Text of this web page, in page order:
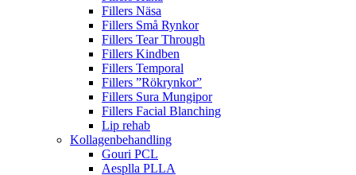
Fillers Näsa
Fillers Små Rynkor
Fillers Tear Through
Fillers Kindben
Fillers Temporal
Fillers ”Rökrynkor”
Fillers Sura Mungipor
Fillers Facial Blanching
Lip rehab
Kollagenbehandling
Gouri PCL
Aesplla PLLA